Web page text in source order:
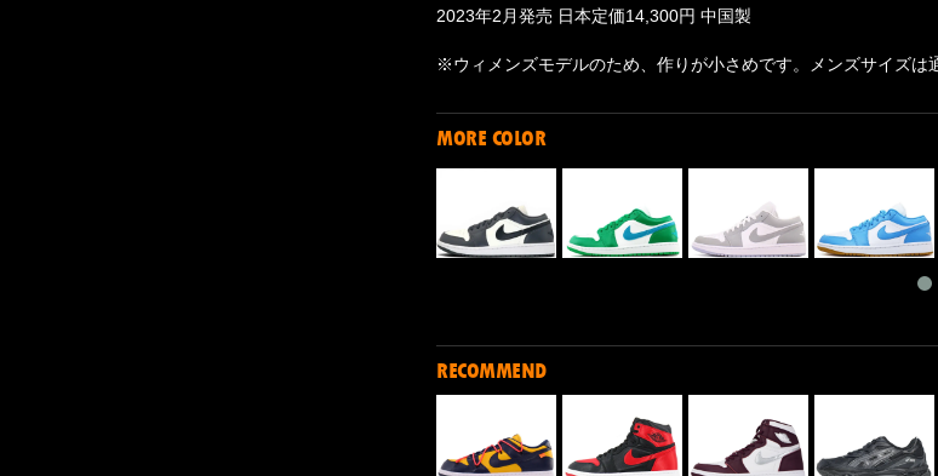
2023年2月発売 日本定価14,300円 中国製
※ウィメンズモデルのため、作りが小さめです。メンズサイズは
MORE COLOR
RECOMMEND